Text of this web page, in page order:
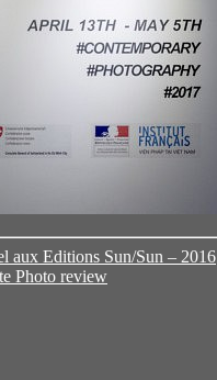
aux Editions Sun/Sun – 2016
Photo review